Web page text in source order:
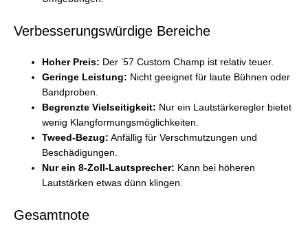
Verbesserungswürdige Bereiche
Hoher Preis: Der ’57 Custom Champ ist relativ teuer.
Geringe Leistung: Nicht geeignet für laute Bühnen oder
Bandproben.
Begrenzte Vielseitigkeit: Nur ein Lautstärkeregler bietet
wenig Klangformungsmöglichkeiten.
Tweed-Bezug: Anfällig für Verschmutzungen und
Beschädigungen.
Nur ein 8-Zoll-Lautsprecher: Kann bei höheren
Lautstärken etwas dünn klingen.
Gesamtnote